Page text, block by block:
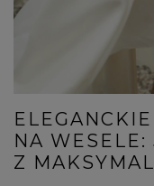
NA WESELE:
Z